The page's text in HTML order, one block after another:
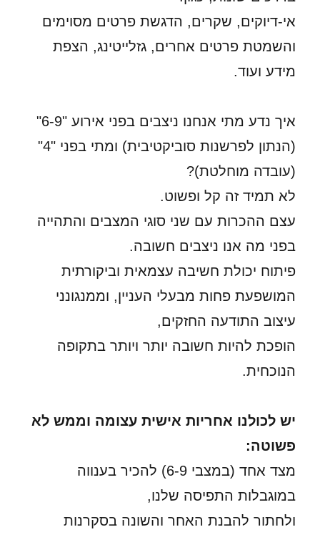
אי-דיוקים, שקרים, הדגשת פרטים מסוימים
והשמטת פרטים אחרים, גזלייטינג, הצפת
מידע ועוד.
איך נדע מתי אנחנו ניצבים בפני אירוע "6-9"
(הנתון לפרשנות סוביקטיבית) ומתי בפני "4"
(עובדה מוחלטת)?
לא תמיד זה קל ופשוט.
עצם ההכרות עם שני סוגי המצבים והתהייה
בפני מה אנו ניצבים חשובה.
פיתוח יכולת חשיבה עצמאית וביקורתית
המושפעת פחות מבעלי העניין, וממנגונני
עיצוב התודעה החזקים,
הופכת להיות חשובה יותר ויותר בתקופה
הנוכחית.
יש לכולנו אחריות אישית עצומה וממש לא
פשוטה:
מצד אחד (במצבי 6-9) להכיר בענווה
במוגבלות התפיסה שלנו,
ולחתור להבנת האחר והשונה בסקרנות